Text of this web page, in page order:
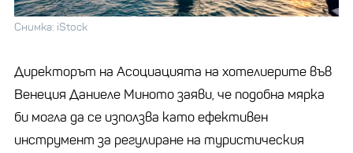
Снимка: iStock
Директорът на Асоциацията на хотелиерите във
Венеция Даниеле Миното заяви, че подобна мярка
би могла да се използва като ефективен
инструмент за регулиране на туристическия